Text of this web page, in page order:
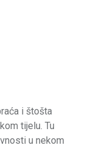
i štošta
tijelu. Tu
u nekom